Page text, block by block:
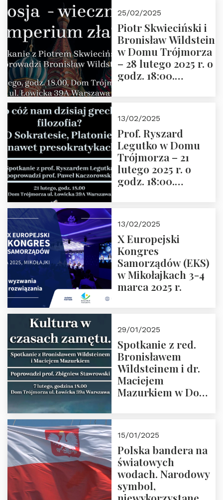
2025 r. godz. 17:30,
DAW ul. Miodowa
17/19
25/02/2025
Piotr Skwieciński i
Bronisław Wildstein
w Domu Trójmorza
– 28 lutego 2025 r. o
godz. 18:00.
13/02/2025
Prof. Ryszard
Legutko w Domu
Trójmorza – 21
lutego 2025 r. o
godz. 18:00.
Zapraszamy
13/02/2025
X Europejski
Kongres
Samorządów (EKS)
w Mikołajkach 3-4
marca 2025 r.
29/01/2025
Spotkanie z red.
Bronisławem
Wildsteinem i dr.
Maciejem
Mazurkiem w Domu
Prowadzi prof.
Zbigniew
Stawrowski
15/01/2025
Polska bandera na
światowych
wodach. Narodowy
symbol,